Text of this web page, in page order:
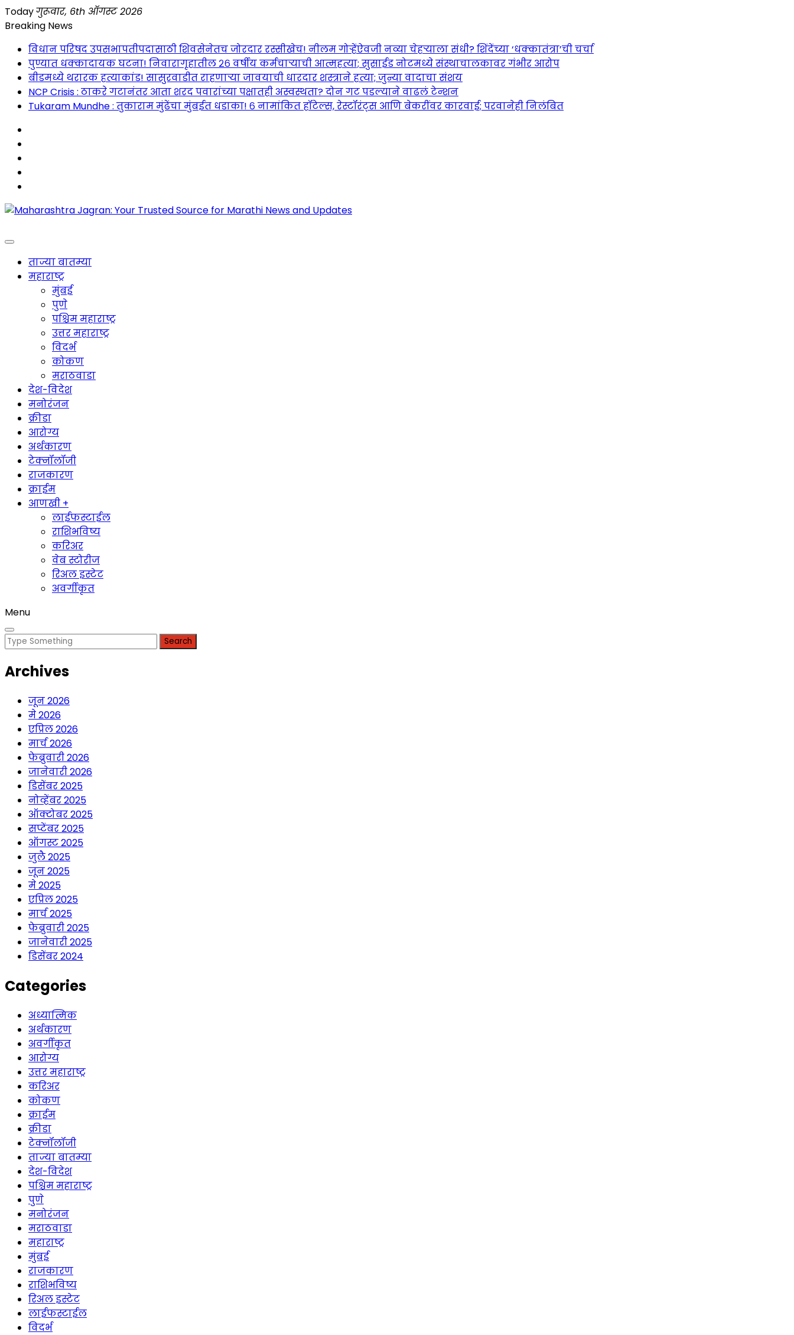
Skip
to
Todayगुरूवार, 6th ऑगस्ट 2026
Breaking News
विधान परिषद उपसभापतीपदासाठी शिवसेनेतच जोरदार रस्सीखेच! नीलम गोऱ्हेंऐवजी नव्या चेहऱ्याला संधी? शिंदेंच्या ‘धक्कातंत्रा’ची चर्चा
पुण्यात धक्कादायक घटना! निवारागृहातील २६ वर्षीय कर्मचाऱ्याची आत्महत्या; सुसाईड नोटमध्ये संस्थाचालकावर गंभीर आरोप
बीडमध्ये थरारक हत्याकांड! सासुरवाडीत राहणाऱ्या जावयाची धारदार शस्त्राने हत्या; जुन्या वादाचा संशय
NCP Crisis : ठाकरे गटानंतर आता शरद पवारांच्या पक्षातही अस्वस्थता? दोन गट पडल्याने वाढलं टेन्शन
Tukaram Mundhe : तुकाराम मुंढेंचा मुंबईत धडाका! ६ नामांकित हॉटेल्स, रेस्टॉरंट्स आणि बेकरींवर कारवाई; परवानेही निलंबित
Maharashtra Jagran : Your Trusted Companion for the Latest News
ताज्या बातम्या
महाराष्ट्र
मुंबई
पुणे
पश्चिम महाराष्ट्र
उत्तर महाराष्ट्र
विदर्भ
कोकण
मराठवाडा
देश-विदेश
मनोरंजन
क्रीडा
आरोग्य
अर्थकारण
टेक्नॉलॉजी
राजकारण
क्राईम
आणखी +
लाईफस्टाईल
राशिभविष्य
करिअर
वेब स्टोरीज
रिअल इस्टेट
अवर्गीकृत
Menu
Search
Archives
जून 2026
मे 2026
एप्रिल 2026
मार्च 2026
फेब्रुवारी 2026
जानेवारी 2026
डिसेंबर 2025
नोव्हेंबर 2025
ऑक्टोबर 2025
सप्टेंबर 2025
ऑगस्ट 2025
जुलै 2025
जून 2025
मे 2025
एप्रिल 2025
मार्च 2025
फेब्रुवारी 2025
जानेवारी 2025
डिसेंबर 2024
Categories
अध्यात्मिक
अर्थकारण
अवर्गीकृत
आरोग्य
उत्तर महाराष्ट्र
करिअर
कोकण
क्राईम
क्रीडा
टेक्नॉलॉजी
ताज्या बातम्या
देश-विदेश
पश्चिम महाराष्ट्र
पुणे
मनोरंजन
मराठवाडा
महाराष्ट्र
मुंबई
राजकारण
राशिभविष्य
रिअल इस्टेट
लाईफस्टाईल
विदर्भ